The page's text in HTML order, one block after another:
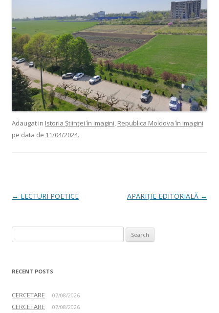
Adaugat in Istoria Științei în imagini, Republica Moldova în imagini
pe data de 11/04/2024.
Post navigation
← LECTURI POETICE APARIȚIE EDITORIALĂ →
RECENT POSTS
CERCETARE 07/08/2026
CERCETARE 07/08/2026